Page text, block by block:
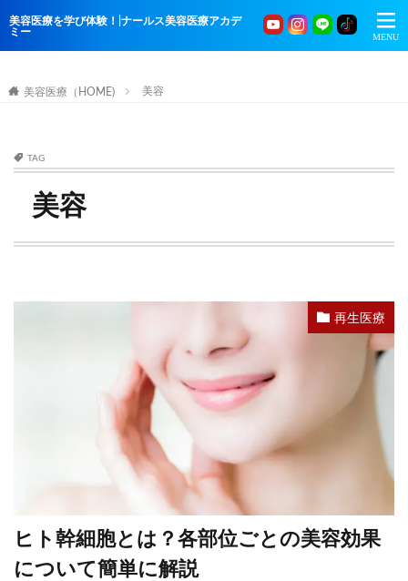
美容医療を学び体験！|ナールス美容医療アカデ
ミー
美容医療（HOME) 美容
TAG
美容
再生医療
ヒト幹細胞とは？各部位ごとの美容効果
について簡単に解説